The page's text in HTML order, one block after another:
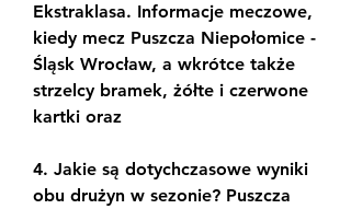
Ekstraklasa. Informacje meczowe,
kiedy mecz Puszcza Niepołomice -
Śląsk Wrocław, a wkrótce także
strzelcy bramek, żółte i czerwone
kartki oraz
4. Jakie są dotychczasowe wyniki
obu drużyn w sezonie? Puszcza